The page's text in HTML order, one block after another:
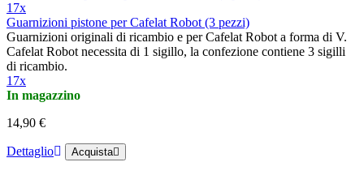
17x
Guarnizioni pistone per Cafelat Robot (3 pezzi)
Guarnizioni originali di ricambio e per Cafelat Robot a forma di V.
Cafelat Robot necessita di 1 sigillo, la confezione contiene 3 sigilli
di ricambio.
17x
In magazzino
14,90 €
Dettaglio Acquista